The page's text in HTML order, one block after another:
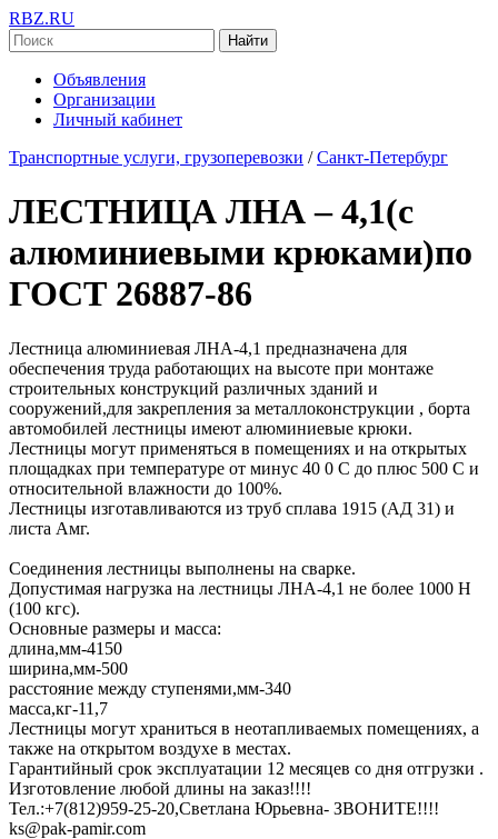
RBZ.RU
Найти
Объявления
Организации
Личный кабинет
Транспортные услуги, грузоперевозки / Санкт-Петербург
ЛЕСТНИЦА ЛНА – 4,1(с
алюминиевыми крюками)по
ГОСТ 26887-86
Лестница алюминиевая ЛНА-4,1 предназначена для
обеспечения труда работающих на высоте при монтаже
строительных конструкций различных зданий и
сооружений,для закрепления за металлоконструкции , борта
автомобилей лестницы имеют алюминиевые крюки.
Лестницы могут применяться в помещениях и на открытых
площадках при температуре от минус 40 0 С до плюс 500 С и
относительной влажности до 100%.
Лестницы изготавливаются из труб сплава 1915 (АД 31) и
листа Амг.
Соединения лестницы выполнены на сварке.
Допустимая нагрузка на лестницы ЛНА-4,1 не более 1000 Н
(100 кгс).
Основные размеры и масса:
длина,мм-4150
ширина,мм-500
расстояние между ступенями,мм-340
масса,кг-11,7
Лестницы могут храниться в неотапливаемых помещениях, а
также на открытом воздухе в местах.
Гарантийный срок эксплуатации 12 месяцев со дня отгрузки .
Изготовление любой длины на заказ!!!!
Тел.:+7(812)959-25-20,Светлана Юрьевна- ЗВОНИТЕ!!!!
ks@pak-pamir.com